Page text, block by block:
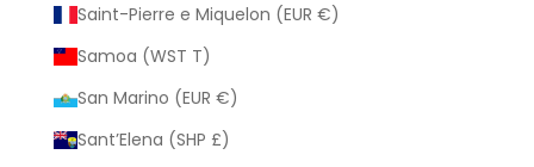
Saint-Pierre e Miquelon (EUR €)
Samoa (WST T)
San Marino (EUR €)
Sant’Elena (SHP £)